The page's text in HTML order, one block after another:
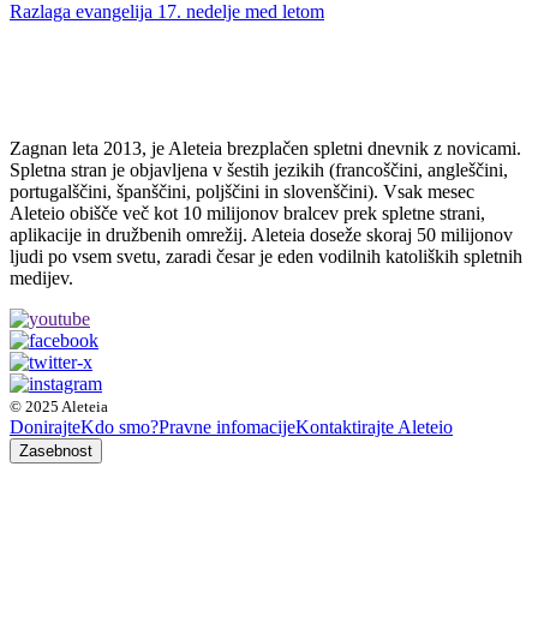
Razlaga evangelija 17. nedelje med letom
Zagnan leta 2013, je Aleteia brezplačen spletni dnevnik z novicami.
Spletna stran je objavljena v šestih jezikih (francoščini, angleščini,
portugalščini, španščini, poljščini in slovenščini). Vsak mesec
Aleteio obišče več kot 10 milijonov bralcev prek spletne strani,
aplikacije in družbenih omrežij. Aleteia doseže skoraj 50 milijonov
ljudi po vsem svetu, zaradi česar je eden vodilnih katoliških spletnih
medijev.
© 2025 Aleteia
DonirajteKdo smo?Pravne infomacijeKontaktirajte Aleteio
Zasebnost